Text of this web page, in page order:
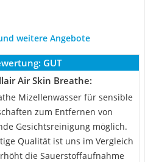
weitere Angebote
GUT
Air Skin Breathe:
Mizellenwasser für sensible
zum Entfernen von
Gesichtsreinigung möglich.
Qualität ist uns im Vergleich
die Sauerstoffaufnahme